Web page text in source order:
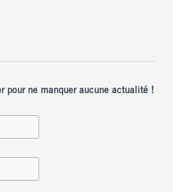
pour ne manquer aucune actualité !